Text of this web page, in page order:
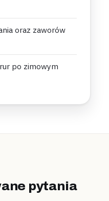
oraz zaworów
po zimowym
pytania